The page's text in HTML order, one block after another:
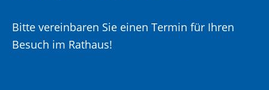
Bitte vereinbaren Sie einen Termin für Ihren
Besuch im Rathaus!